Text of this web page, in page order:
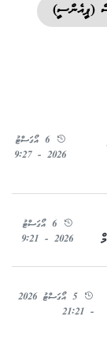
(ޕީއެންސީ)
6 އޯގަސްޓު
2026 - 9:27
6 އޯގަސްޓު
2026 - 9:21
5 އޯގަސްޓު 2026
- 21:21